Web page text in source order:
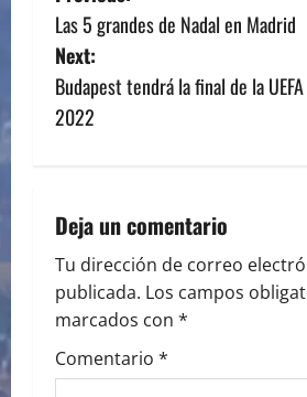
o
s
t
a
v
i
g
Las 5 grandes de Nadal en Madrid
Next:
Budapest tendrá la final de la
2022
Deja un comentario
Tu dirección de correo
publicada. Los campos
marcados con *
Comentario *